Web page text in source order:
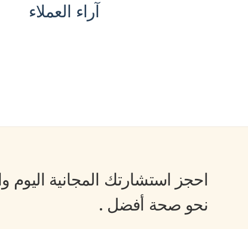
آراء العملاء
احجز استشارتك المجانية اليوم
نحو صحة أفضل .